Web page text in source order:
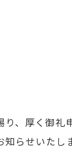
、厚く御礼
らせいたし